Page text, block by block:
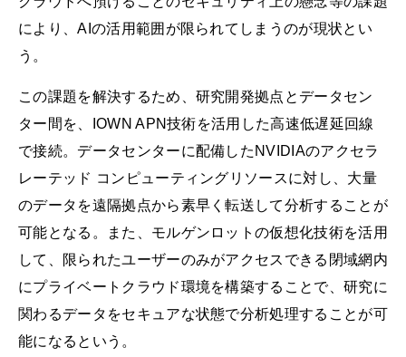
により、AIの活用範囲が限られてしまうのが現状とい
う。
この課題を解決するため、研究開発拠点とデータセン
ター間を、IOWN APN技術を活用した高速低遅延回線
で接続。データセンターに配備したNVIDIAのアクセラ
レーテッド コンピューティングリソースに対し、大量
のデータを遠隔拠点から素早く転送して分析することが
可能となる。また、モルゲンロットの仮想化技術を活用
して、限られたユーザーのみがアクセスできる閉域網内
にプライベートクラウド環境を構築することで、研究に
関わるデータをセキュアな状態で分析処理することが可
能になるという。